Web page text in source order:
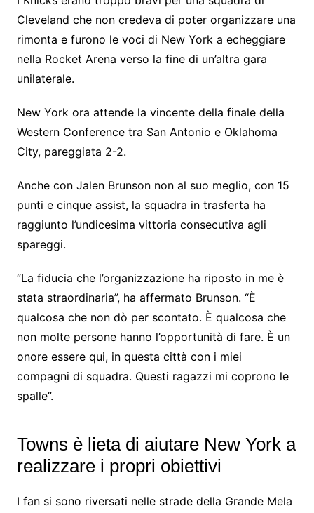
Cleveland che non credeva di poter organizzare una
rimonta e furono le voci di New York a echeggiare
nella Rocket Arena verso la fine di un’altra gara
unilaterale.
New York ora attende la vincente della finale della
Western Conference tra San Antonio e Oklahoma
City, pareggiata 2-2.
Anche con Jalen Brunson non al suo meglio, con 15
punti e cinque assist, la squadra in trasferta ha
raggiunto l’undicesima vittoria consecutiva agli
spareggi.
“La fiducia che l’organizzazione ha riposto in me è
stata straordinaria”, ha affermato Brunson. “È
qualcosa che non dò per scontato. È qualcosa che
non molte persone hanno l’opportunità di fare. È un
onore essere qui, in questa città con i miei
compagni di squadra. Questi ragazzi mi coprono le
spalle”.
Towns è lieta di aiutare New York a
realizzare i propri obiettivi
I fan si sono riversati nelle strade della Grande Mela